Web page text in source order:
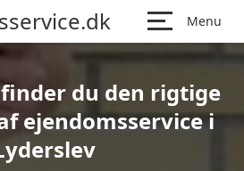
Menu
du den rigtige
ejendomsservice i